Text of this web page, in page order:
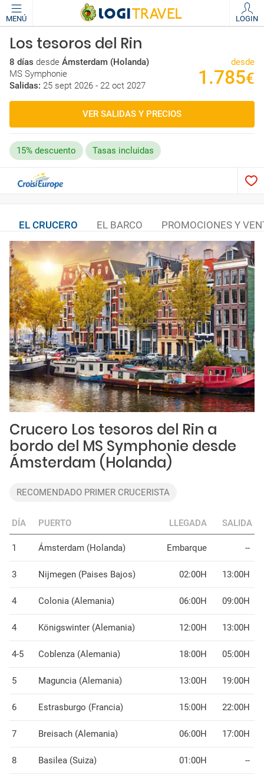
MENÚ LOGIN
Los tesoros del Rin
8 días desde Ámsterdam (Holanda)
MS Symphonie
Salidas: 25 sept 2026 - 22 oct 2027
desde
1.785€
VER SALIDAS Y PRECIOS
15% descuento Tasas incluidas
EL CRUCERO EL BARCO PROMOCIONES Y
Crucero Los tesoros del Rin a
bordo del MS Symphonie desde
Ámsterdam (Holanda)
RECOMENDADO PRIMER CRUCERISTA
DÍA PUERTO LLEGADA SALIDA
1 Ámsterdam (Holanda) Embarque --
3 Nijmegen (Paises Bajos) 02:00H 13:00H
4 Colonia (Alemania) 06:00H 09:00H
4 Königswinter (Alemania) 12:00H 13:00H
4-5 Coblenza (Alemania) 18:00H 05:00H
5 Maguncia (Alemania) 13:00H 19:00H
6 Estrasburgo (Francia) 15:00H 22:00H
7 Breisach (Alemania) 06:00H 17:00H
8 Basilea (Suiza) 01:00H --